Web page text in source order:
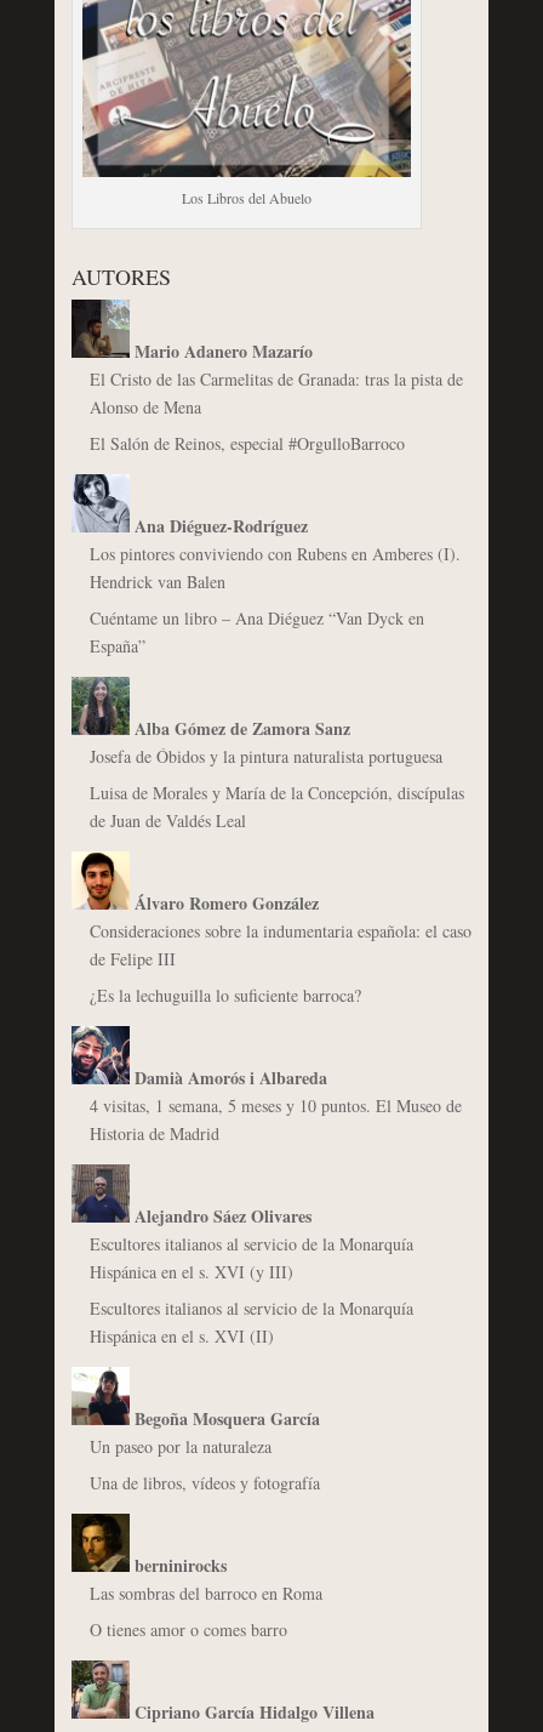
Los Libros del Abuelo
AUTORES
Mario Adanero Mazarío
El Cristo de las Carmelitas de Granada: tras la pista de
Alonso de Mena
El Salón de Reinos, especial #OrgulloBarroco
Ana Diéguez-Rodríguez
Los pintores conviviendo con Rubens en Amberes (I).
Hendrick van Balen
Cuéntame un libro – Ana Diéguez “Van Dyck en
España”
Alba Gómez de Zamora Sanz
Josefa de Óbidos y la pintura naturalista portuguesa
Luisa de Morales y María de la Concepción, discípulas
de Juan de Valdés Leal
Álvaro Romero González
Consideraciones sobre la indumentaria española: el caso
de Felipe III
¿Es la lechuguilla lo suficiente barroca?
Damià Amorós i Albareda
4 visitas, 1 semana, 5 meses y 10 puntos. El Museo de
Historia de Madrid
Alejandro Sáez Olivares
Escultores italianos al servicio de la Monarquía
Hispánica en el s. XVI (y III)
Escultores italianos al servicio de la Monarquía
Hispánica en el s. XVI (II)
Begoña Mosquera García
Un paseo por la naturaleza
Una de libros, vídeos y fotografía
berninirocks
Las sombras del barroco en Roma
O tienes amor o comes barro
Cipriano García Hidalgo Villena